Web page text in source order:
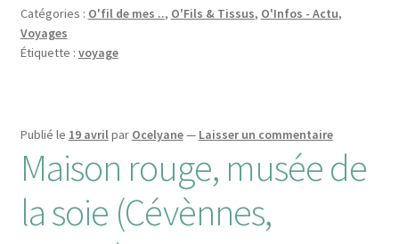
Catégories : O'fil de mes .., O'Fils & Tissus, O'Infos - Actu,
Voyages
Étiquette : voyage
Publié le 19 avril par Ocelyane— Laisser un commentaire
Maison rouge, musée de
la soie (Cévènnes,